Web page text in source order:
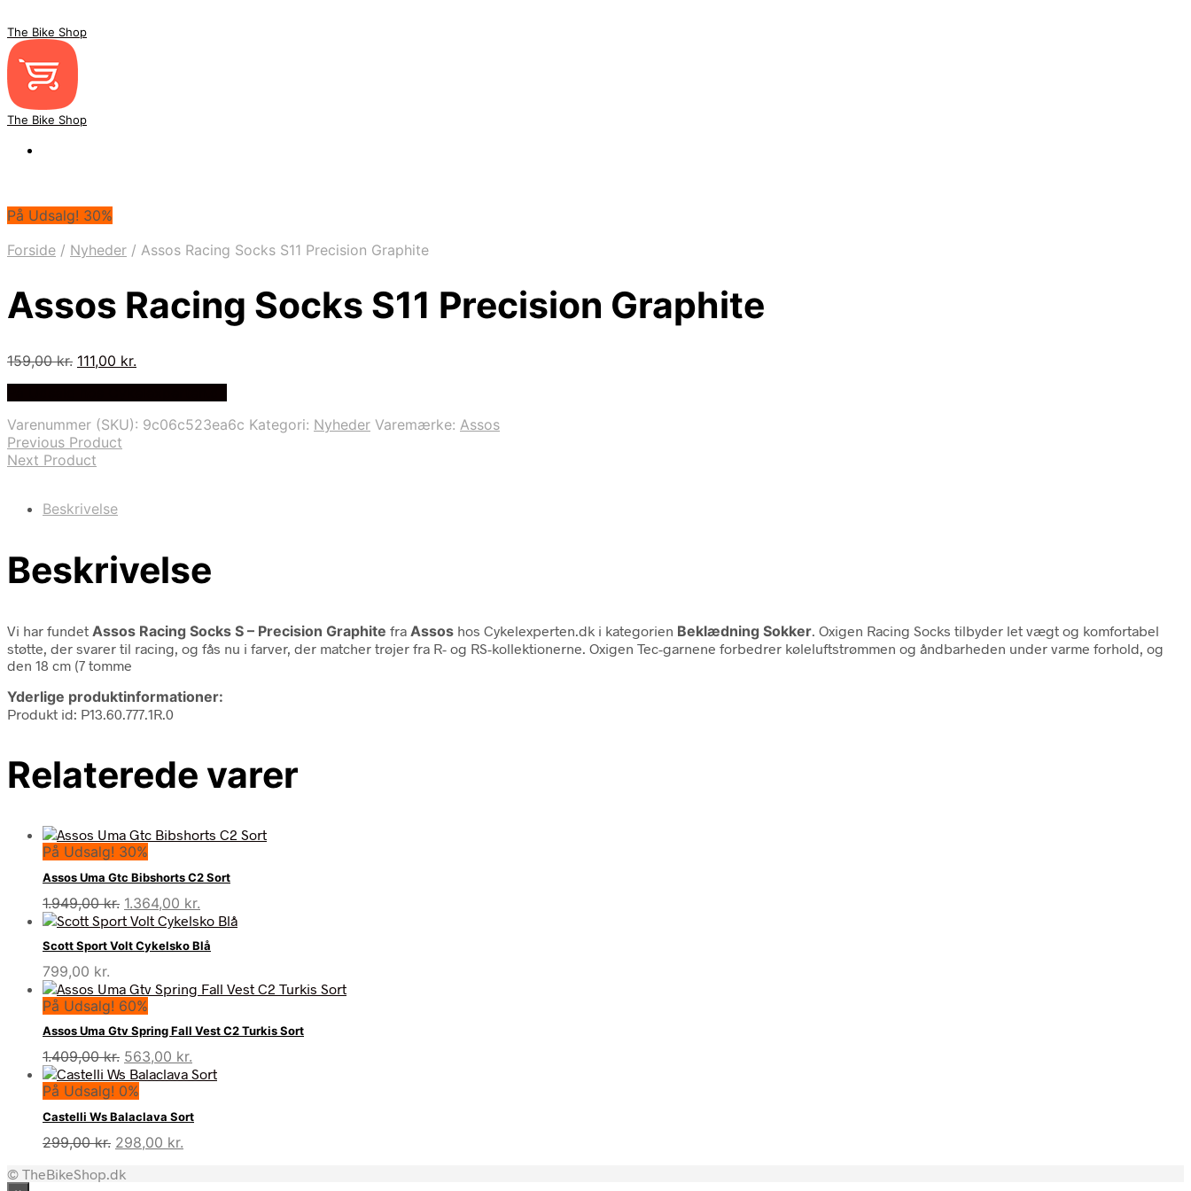
The Bike Shop
The Bike Shop
På Udsalg! 30%
Forside / Nyheder / Assos Racing Socks S11 Precision Graphite
Assos Racing Socks S11 Precision Graphite
159,00kr. Den
159,00 kr..
111,00 kr.
111,00 kr..
Varenummer (SKU): 9c06c523ea6c Kategori: Nyheder Varemærke: Assos
Previous Product
Next Product
Beskrivelse
Beskrivelse
Vi har fundet Assos Racing Socks S – Precision Graphite fra Assos hos Cykelexperten.dk i kategorien Beklædning Sokker . Oxigen Racing Socks tilbyder let vægt og komfortabel
støtte, der svarer til racing, og fås nu i farver, der matcher trøjer fra R- og RS-kollektionerne. Oxigen Tec-garnene forbedrer køleluftstrømmen og åndbarheden under varme forhold, og
den 18 cm (7 tomme
Yderlige produktinformationer:
Produkt id: P13.60.777.1R.0
Relaterede varer
På Udsalg! 30%
Assos Uma Gtc Bibshorts C2 Sort
1.949,00kr. Den
oprindelige
pris
var:
1.364,00 kr.
aktuelle
pris
er:
Scott Sport Volt Cykelsko Blå
799,00 kr.
På Udsalg! 60%
Assos Uma Gtv Spring Fall Vest C2 Turkis Sort
1.409,00kr. Den
oprindelige
pris
var:
1.409,00 kr..
563,00 kr.
aktuelle
er:
563,00 kr..
På Udsalg! 0%
Castelli Ws Balaclava Sort
299,00kr. Den
pris
298,00 kr.
© TheBikeShop.dk